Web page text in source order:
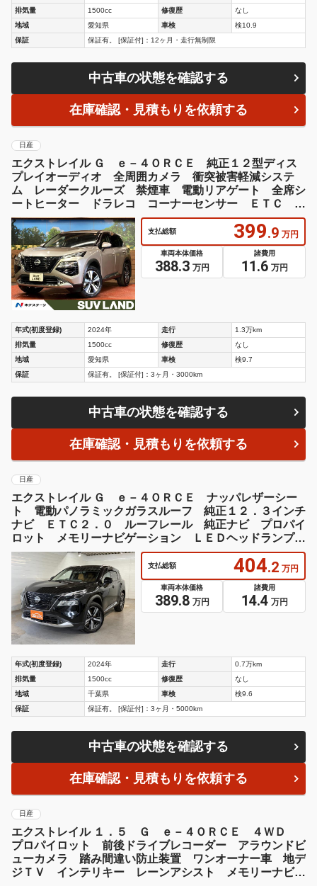
排気量
1500cc 修復歴
なし
地域
愛知県 車検
検10.9
保証
保証有。 [保証付]：12ヶ月・走行無制限
中古車の状態を確認する
在庫確認・見積もりを依頼する
日産
エクストレイル Ｇ ｅ－４ＯＲＣＥ 純正１２型ディス
プレイオーディオ 全周囲カメラ 衝突被害軽減システ
ム レーダークルーズ 禁煙車 電動リアゲート 全席シ
ートヒーター ドラレコ コーナーセンサー ＥＴＣ 純
正１８インチアルミ
支払総額 399.9 万円
車両本体価格
388.3 万円
諸費用
11.6 万円
年式(初度登録) 2024年 走行
1.3万km
排気量
1500cc 修復歴
なし
地域
愛知県 車検
検9.7
保証
保証有。 [保証付]：3ヶ月・3000km
中古車の状態を確認する
在庫確認・見積もりを依頼する
日産
エクストレイル Ｇ ｅ－４ＯＲＣＥ ナッパレザーシー
ト 電動パノラミックガラスルーフ 純正１２．３インチ
ナビ ＥＴＣ２．０ ルーフレール 純正ナビ プロパイ
ロット メモリーナビゲーション ＬＥＤヘッドランプ
オートマチックハイビーム
支払総額 404.2 万円
車両本体価格
389.8 万円
諸費用
14.4 万円
年式(初度登録) 2024年 走行
0.7万km
排気量
1500cc 修復歴
なし
地域
千葉県 車検
検9.6
保証
保証有。 [保証付]：3ヶ月・5000km
中古車の状態を確認する
在庫確認・見積もりを依頼する
日産
エクストレイル １．５ Ｇ ｅ－４ＯＲＣＥ ４ＷＤ
プロパイロット 前後ドライブレコーダー アラウンドビ
ューカメラ 踏み間違い防止装置 ワンオーナー車 地デ
ジＴＶ インテリキー レーンアシスト メモリーナビゲ